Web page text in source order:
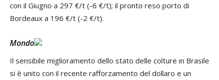
con il Giugno a 297 €/t (-6 €/t); il pronto reso porto di
Bordeaux a 196 €/t (-2 €/t).
Mondo
Il sensibile miglioramento dello stato delle colture in Brasile
si è unito con il recente rafforzamento del dollaro e un